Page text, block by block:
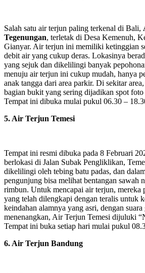
Salah satu air terjun paling terkenal di Bali,
Tegenungan, terletak di Desa Kemenuh,
Gianyar. Air terjun ini memiliki ketinggian
debit air yang cukup deras. Lokasinya
yang sejuk dan dikelilingi banyak
menuju air terjun ini cukup mudah, hanya
anak tangga dari area parkir. Di sekitar
bagian bukit yang sering dijadikan spot
Tempat ini dibuka mulai pukul 06.30 –
5. Air Terjun Temesi
Tempat ini resmi dibuka pada 8 Februari
berlokasi di Jalan Subak Pengliklikan,
dikelilingi oleh tebing batu padas, dan
pengunjung bisa melihat bentangan sawah
rimbun. Untuk mencapai air terjun, mereka
yang telah dilengkapi dengan teralis untuk
keindahan alamnya yang asri, dengan
menenangkan, Air Terjun Temesi dijuluki
Tempat ini buka setiap hari mulai pukul
6. Air Terjun Bandung